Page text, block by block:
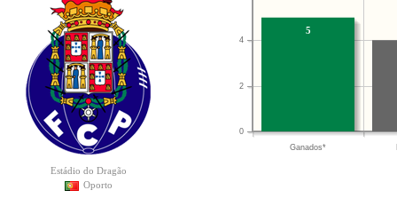
Estádio do Dragão
Oporto
Ganados*
0
2
4
5